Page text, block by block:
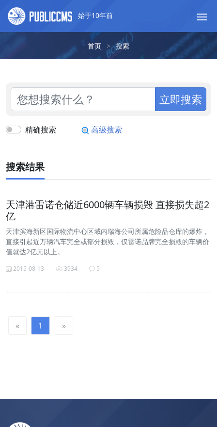
始于10年前
首页 > 搜索
立即搜索
精确搜索 高级搜索
搜索结果
天津港雷诺仓储近6000辆车辆损毁 直接损失超2
亿
天津滨海新区国际物流中心区域内瑞海公司所属危险品仓库的爆炸，
直接引起近万辆汽车完全或部分损毁，仅雷诺品牌完全损毁的车辆价
值就达2亿元以上。
2015-08-13 3934 5
« 1 »